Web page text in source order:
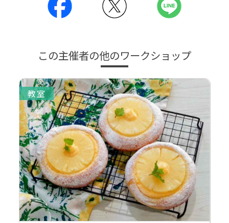
この主催者の他のワークショップ
教室